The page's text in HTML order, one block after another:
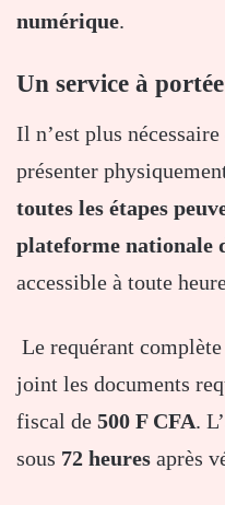
numérique.
Un service à
Il n’est plus
présenter
toutes les étapes
plateforme nationale
accessible à toute
Le requérant
joint les documents
fiscal de 500 F CFA.
sous 72 heures après